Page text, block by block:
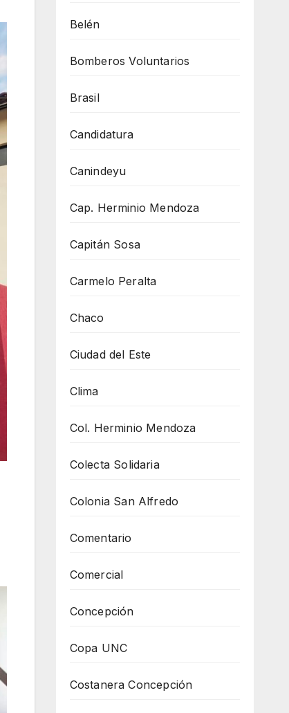
Belén
Bomberos Voluntarios
Brasil
Candidatura
Canindeyu
Cap. Herminio Mendoza
Capitán Sosa
Carmelo Peralta
Chaco
Ciudad del Este
Clima
Col. Herminio Mendoza
Colecta Solidaria
Colonia San Alfredo
Comentario
Comercial
Concepción
Copa UNC
Costanera Concepción